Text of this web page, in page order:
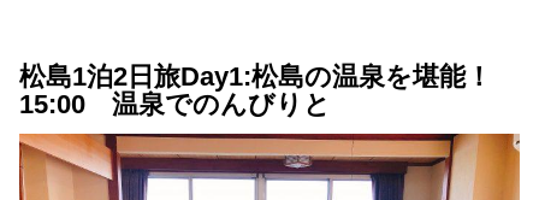
松島1泊2日旅Day1:松島の温泉を堪能！
15:00 温泉でのんびりと